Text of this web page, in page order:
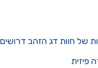
של חוות דג הזהב דרושים
פיזית